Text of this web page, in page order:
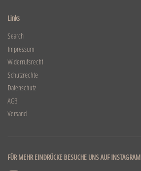
Links
Search
Impressum
Widerrufsrecht
Schutzrechte
Datenschutz
AGB
Versand
FÜR MEHR EINDRÜCKE BESUCHE UNS AUF INSTAGRAM